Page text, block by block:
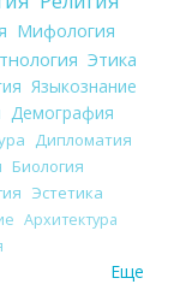
Мифология
Этика
Языкознание
Демография
Дипломатия
Биология
Эстетика
Архитектура
Еще